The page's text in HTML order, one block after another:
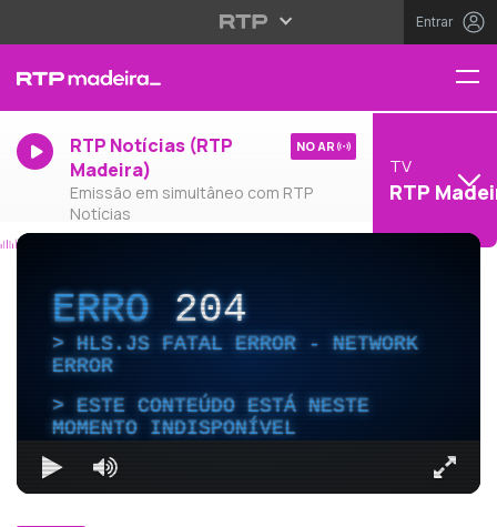
Entrar
RTP Notícias (RTP
Madeira)
Emissão em simultâneo com RTP
Notícias
NO AR
TV
RTP
ERRO204
HLS.JS FATAL ERROR - NETWORK
ERROR
ESTE CONTEÚDO ESTÁ NESTE
MOMENTO INDISPONÍVEL